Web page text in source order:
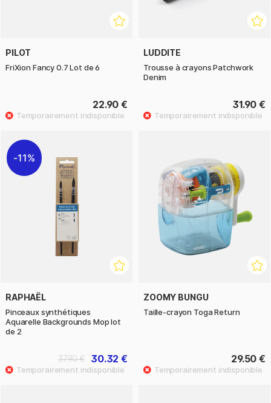
PILOT
FriXion Fancy 0.7 Lot de 6
22.90 €
LUDDITE
Trousse à crayons Patchwork
Denim
31.90 €
11%
RAPHAËL
Pinceaux synthétiques
Aquarelle Backgrounds Mop lot
de 2
30.32 €
37.90 €
ZOOMY BUNGU
Taille-crayon Toga Return
29.50 €